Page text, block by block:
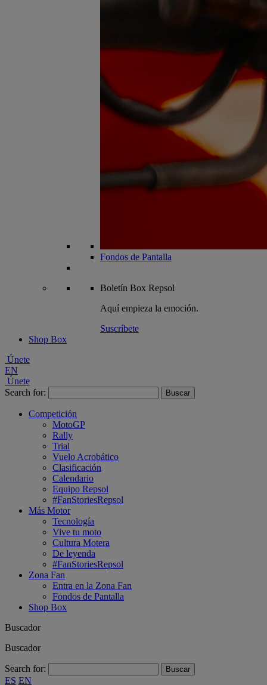
Fondos de Pantalla
Boletín Box Repsol
Aquí empieza la emoción.
Suscríbete
Shop Box
Únete
EN
Únete
Search for:
Competición
MotoGP
Rally
Trial
Vuelo Acrobático
Clasificación
Calendario
Equipo Repsol
#FanStoriesRepsol
Más Motor
Tecnología
Vive tu moto
Cultura Motera
De leyenda
#FanStoriesRepsol
Zona Fan
Entra en la Zona Fan
Fondos de Pantalla
Shop Box
Buscador
Buscador
Search for:
ES EN